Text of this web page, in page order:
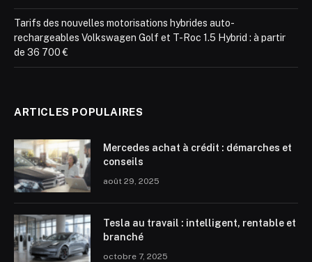
Tarifs des nouvelles motorisations hybrides auto-
rechargeables Volkswagen Golf et T-Roc 1.5 Hybrid : à partir
de 36 700 €
ARTICLES POPULAIRES
Mercedes achat à crédit : démarches et
conseils
août 29, 2025
Tesla au travail : intelligent, rentable et
branché
octobre 7, 2025